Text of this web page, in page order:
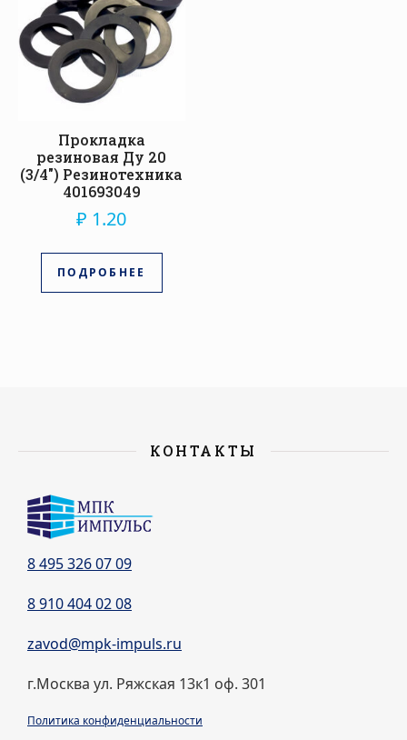
Прокладка
резиновая Ду 20
(3/4″) Резинотехника
401693049
₽ 1.20
ПОДРОБНЕЕ
КОНТАКТЫ
8 495 326 07 09
8 910 404 02 08
zavod@mpk-impuls.ru
г.Москва ул. Ряжская 13к1 оф. 301
Политика конфиденциальности